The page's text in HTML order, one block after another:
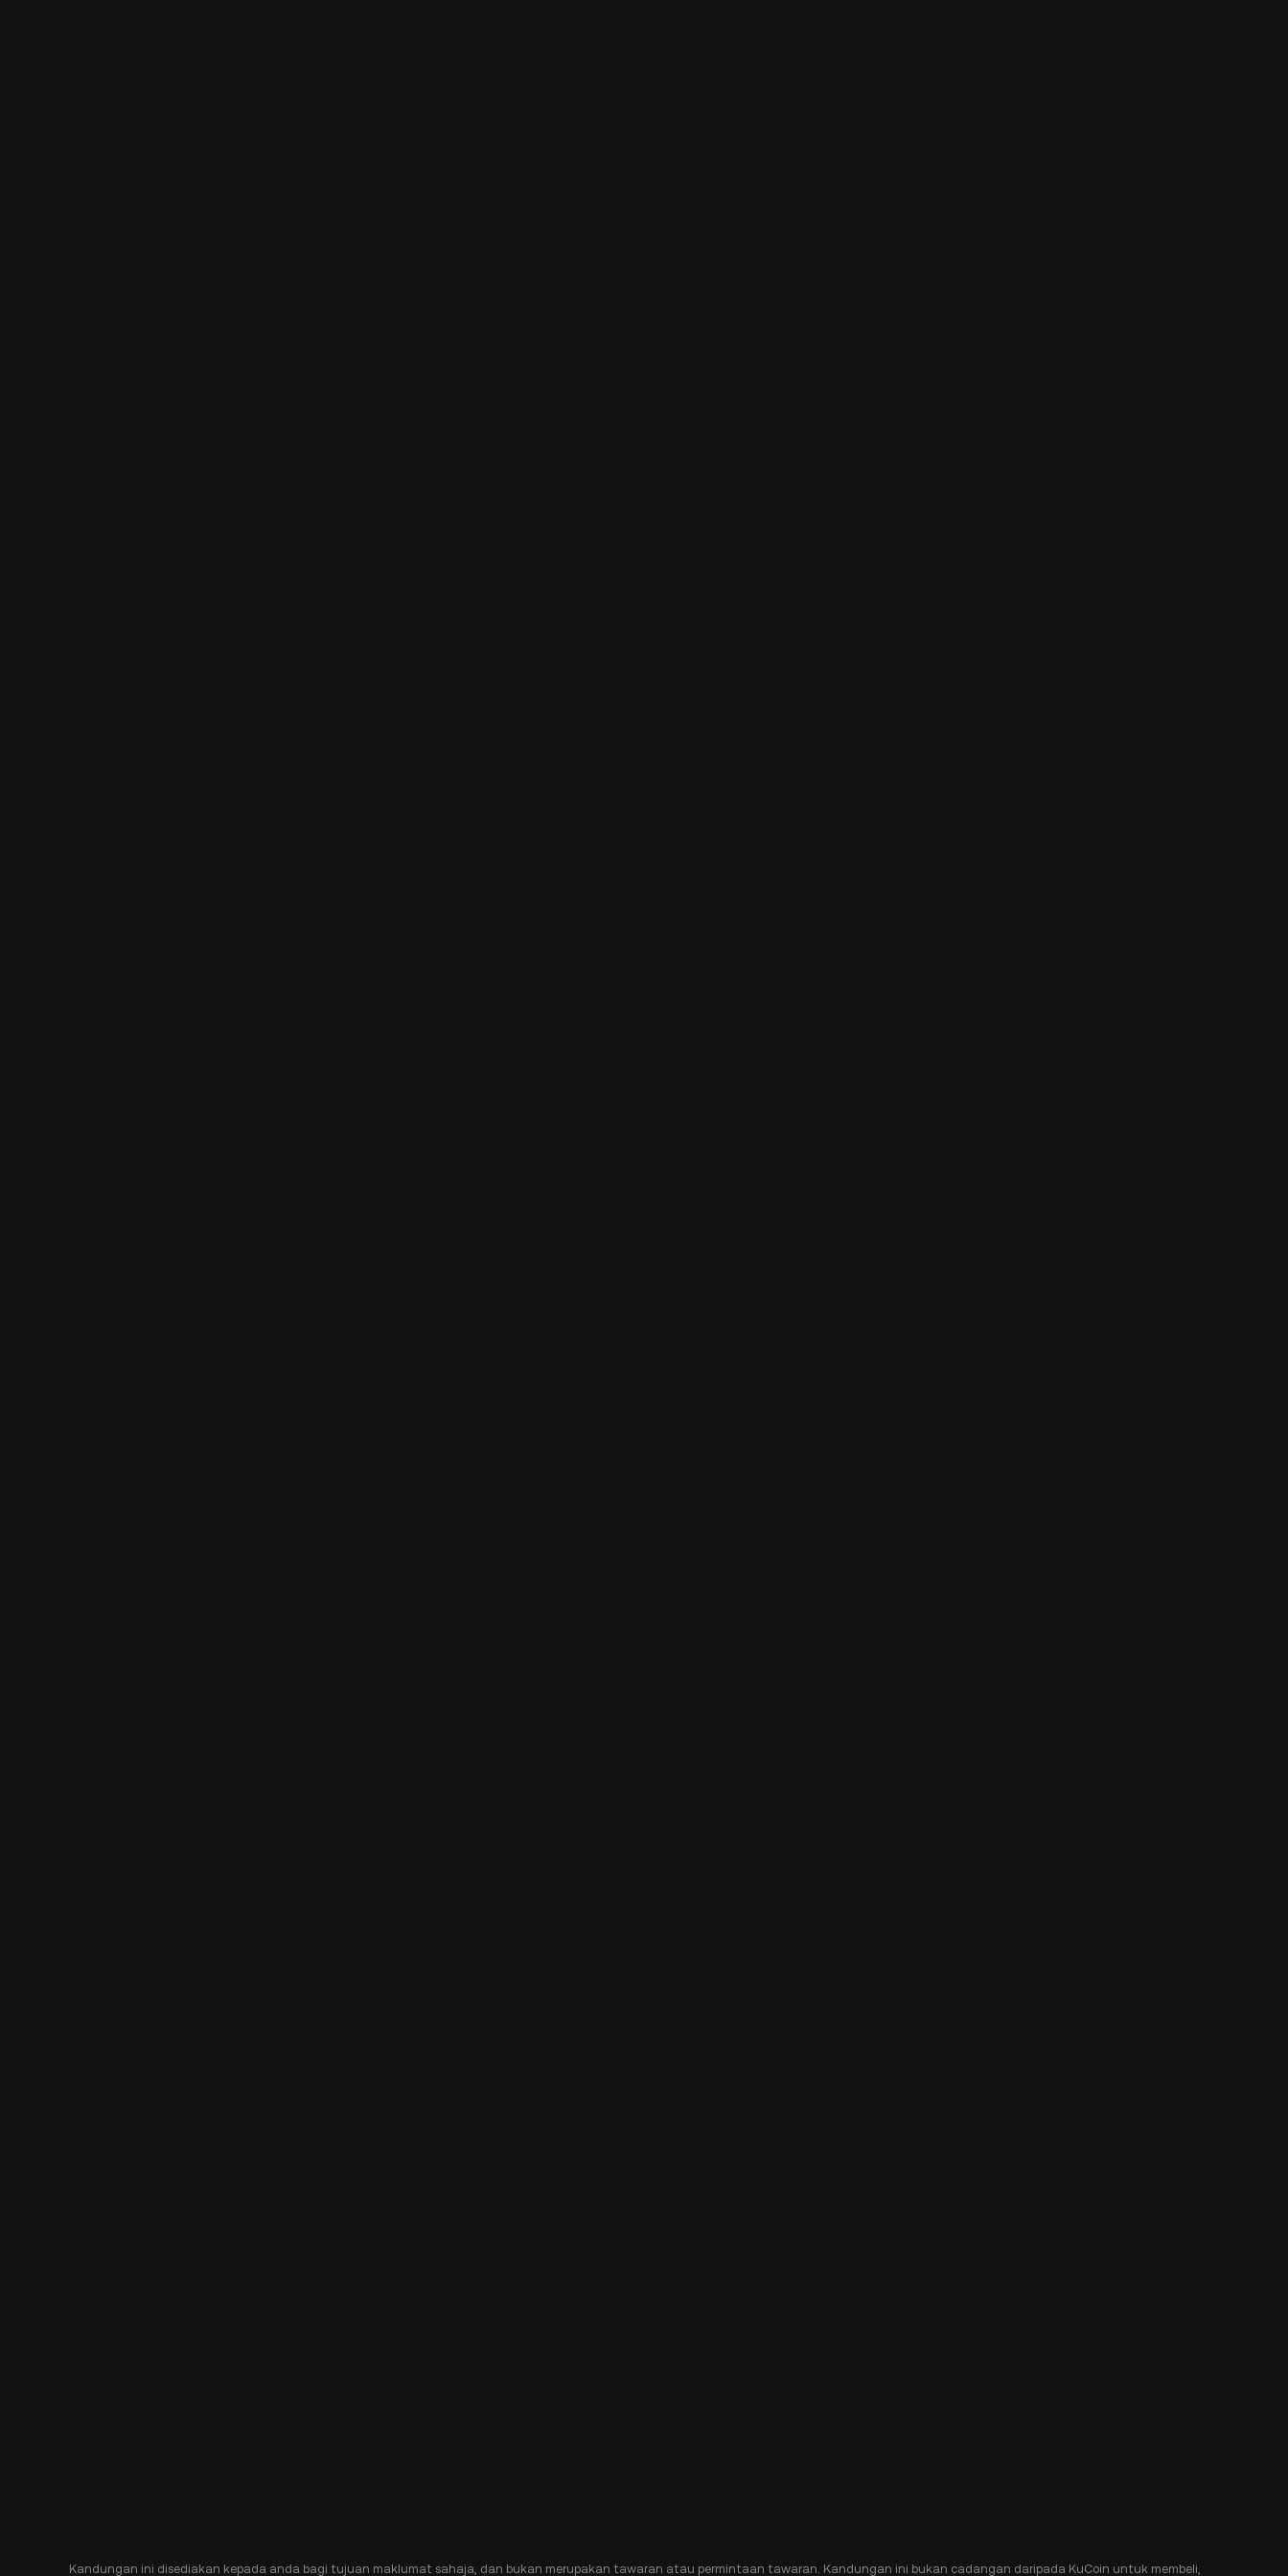
Kandungan ini disediakan kepada anda bagi tujuan maklumat sahaja, dan bukan merupakan tawaran atau permintaan tawaran. Kandungan ini bukan cadangan daripada KuCoin untuk membeli,